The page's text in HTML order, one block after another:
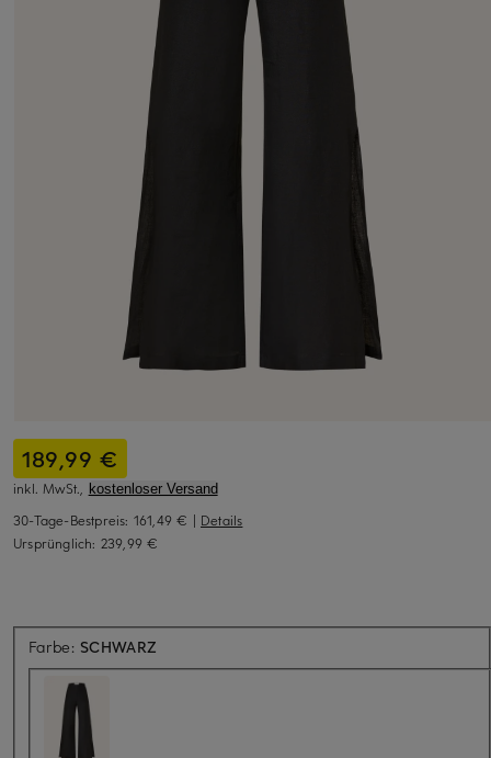
189,99 €
inkl. MwSt., kostenloser Versand
30-Tage-Bestpreis: 161,49 € | Details
Ursprünglich: 239,99 €
Farbe: SCHWARZ